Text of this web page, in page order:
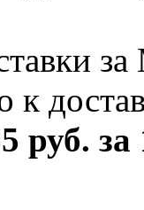
к
руб.